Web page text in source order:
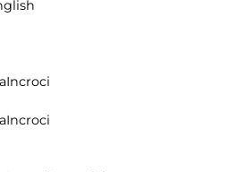
Incroci
Incroci